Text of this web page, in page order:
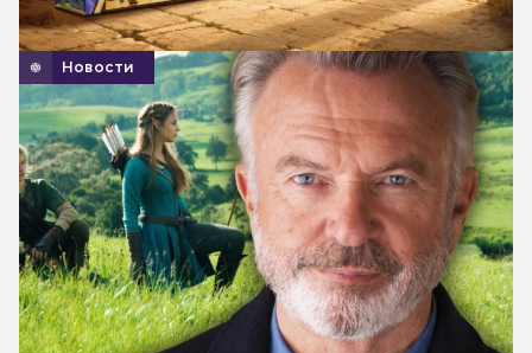
Новости